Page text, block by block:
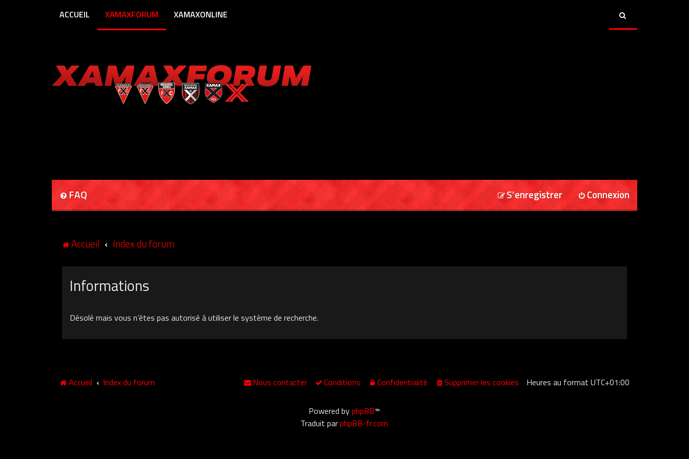
ACCUEIL XAMAXFORUM XAMAXONLINE
FAQ Connexion
S’enregistrer
Accueil Index du forum
Informations
Désolé mais vous n’êtes pas autorisé à utiliser le système de recherche.
Accueil Index du forum Heures au formatUTC+01:00
Supprimer les cookies
Confidentialité
Conditions
Nous contacter
Powered byphpBB™
Traduit parphpBB-fr.com